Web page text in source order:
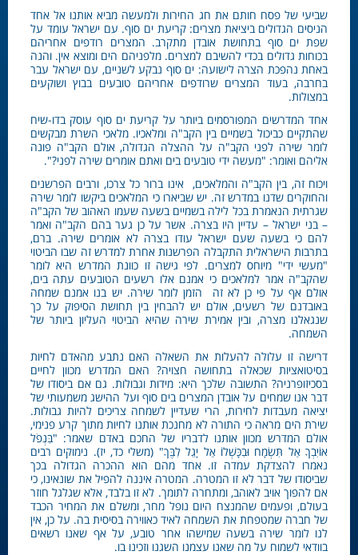
שביעי של פסח חותם את חג החירות ולמעשה מביא אותנו אל אחד
הניסים הגדולים ביציאת מצרים: קריעת ים סוף. עם ישראל עומד על
שפת ים סוף בתחושת אובדן מתקרב. המצרים רודפים אחריהם
בכוחות גדולים בכדי להשיבם למצרים. מלפניהם הים ומוצא אין. והנה
באחת נהפכת הצרה לישועה: ים סוף נבקע לשניים, עם ישראל עבר
בחרבה, בעוד המצרים שרודפים אחריהם טובעים בבוץ ושוקעים
במצולות.
אחד המדרשים המפורסמים ביותר על קריעת ים סוף עוסק בדו-שיח
שהתקיים כביכול בשמיים בין הקב"ה ומלאכיו. מלאכי השרת מבקשים
לומר שירה לפני הקב"ה על ההצלה הגדולה, אולם הקב"ה פונה
אליהם ואומר: "מעשה ידי טובעים בים ואתם אומרים שירה לפני?".
ויכוח זה, בין הקב"ה והמלאכים, אינו ברור כל צרכו, ורבים הפרשנים
והחוקרים שדנו במדרש זה. יש שביארו כי המלאכים ביקשו לומר שירה
שגרתית הנאמרת בכל לילה בשמיים בשעה שעמו האהוב של הקב"ה
– בני ישראל – עדיין היו בצרה. אשר על כן גער בהם הקב"ה ואמר
להם כי בשעה שעם ישראל עודו בצרה לא אומרים שירה. ברם,
בתרבות הישראלית התקבלה הפרשנות אחרת למדרש זה שבו הביטוי
"מעשי ידי" מיוחס למצרים. לפי גישה זו כוונת המדרש היא לומר
שהקב"ה אמר למלאכים כי אמנם אלו רשעים הטובעים עתה בים,
אולם אף על פי כן לא זה הזמן לומר שירה. יש בנו אמנם שמחה
באובדנם של רשעים, אולם יש להבחין בין תחושת הסיפוק על כך
שנגאלנו מצרה, ובין אמירת שירה שהיא הביטוי העליון ביותר של
השמחה.
דרישה זו עלולה להעלות את השאלה האם נתבע מהאדם לחיות
בסיטואציות שכאלה בתחושה חצויה? האם המדרש מכוון לחיים
בסכיזופרניה? התשובה שלכך היא: מידות וגבולות. גם אם ביסודו של
דבר אנו שמחים על אובדן המצרים בים סוף ועל ההישג משמעותי של
יציאה מעבדות לחירות, הרי שעדיין לשמחה צריכים להיות גבולות.
שירת הים מראה כי התורה לא מחנכת אותנו לחיות מתוך קרע פנימי,
אולם המדרש מכוון אותנו לדבריו של החכם באדם שאמר: "בִּנְפֹל
אוֹיִבְךָ אַל תִּשְׂמָח וּבִכָּשְׁלוֹ אַל יָגֵל לִבֶּךָ" (משלי כד, יז). נימוקים רבים
נאמרו להצדקת עמדה זו. אחד מהם הוא ההכרה הגדולה בכך
שביסודו של דבר לא זו המטרה. המטרה איננה להפיל את שונאינו, כי
אם להפוך אויב לאוהב, ומתחרה לתומך. לא זו בלבד, אלא שגלגל חוזר
בעולם, ופעמים שהמנצח היום נופל מחר, ומשלם את המחיר הכבד
של חברה שמטפחת את השמחה לאיד כאווירה בסיסית בה. על כן, אין
לנו לומר שירה בשעה שמישהו אחר טובע, על אף שאנו רשאים
בוודאי לשמוח על מה שאנו עצמנו השגנו וזכינו בו.